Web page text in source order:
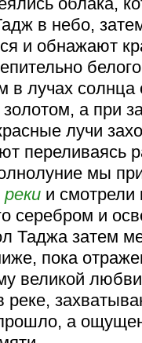
в небо,
и обнажают
в лучах солнца
а при
лучи
переливаясь
мы
реки и смотрели
серебром и
Таджа затем
пока
великой
реке,
а